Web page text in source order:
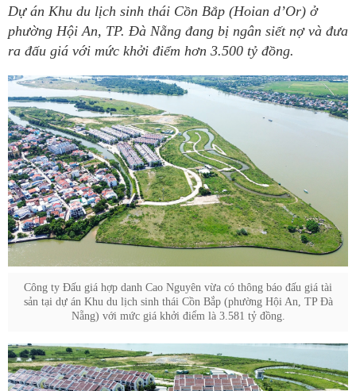
Dự án Khu du lịch sinh thái Cồn Bắp (Hoian d’Or) ở
phường Hội An, TP. Đà Nẵng đang bị ngân siết nợ và đưa
ra đấu giá với mức khởi điểm hơn 3.500 tỷ đồng.
Công ty Đấu giá hợp danh Cao Nguyên vừa có thông báo đấu giá tài
sản tại dự án Khu du lịch sinh thái Cồn Bắp (phường Hội An, TP Đà
Nẵng) với mức giá khởi điểm là 3.581 tỷ đồng.